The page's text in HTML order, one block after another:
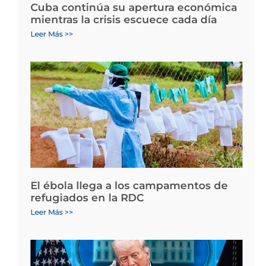
Cuba continúa su apertura económica
mientras la crisis escuece cada día
Leer Más >>
El ébola llega a los campamentos de
refugiados en la RDC
Leer Más >>